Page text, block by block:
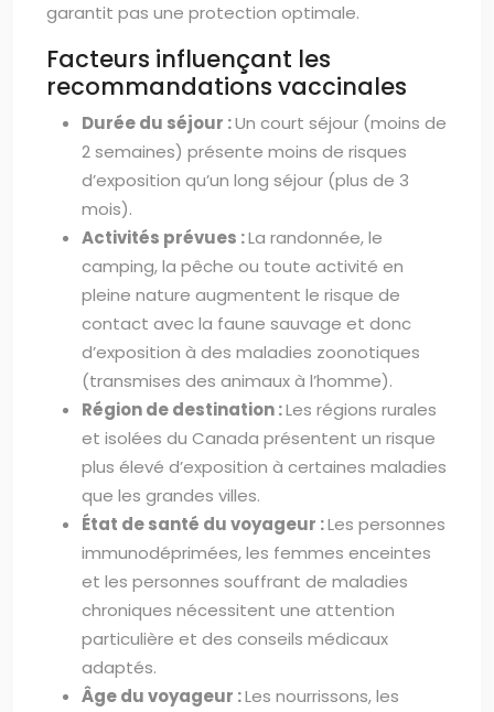
garantit pas une protection optimale.
Facteurs influençant les
recommandations vaccinales
Durée du séjour :Un court séjour (moins de
2 semaines) présente moins de risques
d’exposition qu’un long séjour (plus de 3
mois).
Activités prévues :La randonnée, le
camping, la pêche ou toute activité en
pleine nature augmentent le risque de
contact avec la faune sauvage et donc
d’exposition à des maladies zoonotiques
(transmises des animaux à l’homme).
Région de destination :Les régions rurales
et isolées du Canada présentent un risque
plus élevé d’exposition à certaines maladies
que les grandes villes.
État de santé du voyageur :Les personnes
immunodéprimées, les femmes enceintes
et les personnes souffrant de maladies
chroniques nécessitent une attention
particulière et des conseils médicaux
adaptés.
Âge du voyageur :Les nourrissons, les